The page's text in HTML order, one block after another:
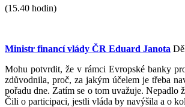
(15.40 hodin)
Ministr financí vlády ČR Eduard Janota
Mohu potvrdit, že v rámci Evropské banky
zdůvodnila, proč, za jakým účelem je třeba
pořadu dne. Zatím se o tom uvažuje.
Čili o participaci, jestli vláda by navýšila a o